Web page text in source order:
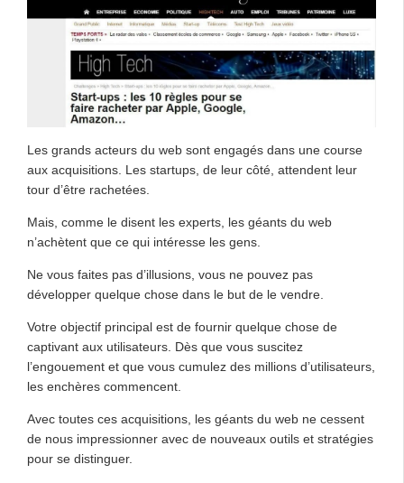
Les grands acteurs du web sont engagés dans une course
aux acquisitions. Les startups, de leur côté, attendent leur
tour d’être rachetées.
Mais, comme le disent les experts, les géants du web
n’achètent que ce qui intéresse les gens.
Ne vous faites pas d’illusions, vous ne pouvez pas
développer quelque chose dans le but de le vendre.
Votre objectif principal est de fournir quelque chose de
captivant aux utilisateurs. Dès que vous suscitez
l’engouement et que vous cumulez des millions d’utilisateurs,
les enchères commencent.
Avec toutes ces acquisitions, les géants du web ne cessent
de nous impressionner avec de nouveaux outils et stratégies
pour se distinguer.